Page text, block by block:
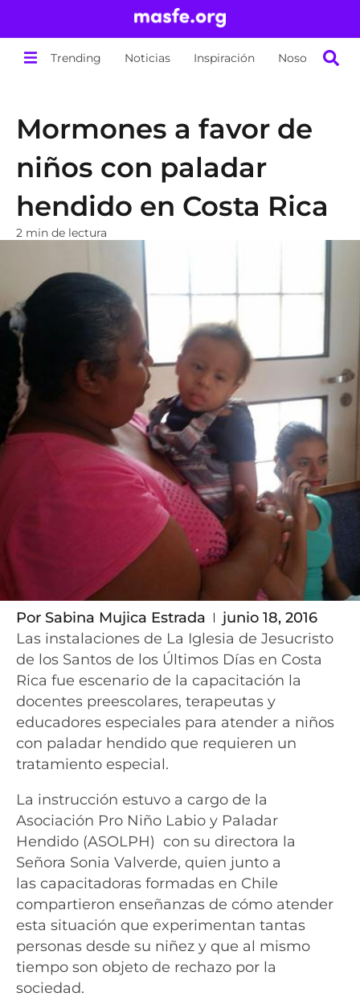
Trending Noticias Inspiración Nosotros
Mormones a favor de
niños con paladar
hendido en Costa Rica
2 min de lectura
Por Sabina Mujica Estrada
junio 18, 2016
Las instalaciones de La Iglesia de Jesucristo
de los Santos de los Últimos Días en Costa
Rica fue escenario de la capacitación la
docentes preescolares, terapeutas y
educadores especiales para atender a niños
con paladar hendido que requieren un
tratamiento especial.
La instrucción estuvo a cargo de la
Asociación Pro Niño Labio y Paladar
Hendido (ASOLPH) con su directora la
Señora Sonia Valverde, quien junto a
las capacitadoras formadas en Chile
compartieron enseñanzas de cómo atender
esta situación que experimentan tantas
personas desde su niñez y que al mismo
tiempo son objeto de rechazo por la
sociedad.